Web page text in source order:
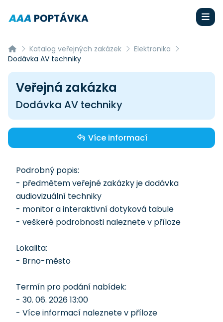
Katalog veřejných zakázek
Elektronika
Dodávka AV techniky
Veřejná zakázka
Dodávka AV techniky
Více informací
Podrobný popis:
- předmětem veřejné zakázky je dodávka
audiovizuální techniky
- monitor a interaktivní dotyková tabule
- veškeré podrobnosti naleznete v příloze
Lokalita:
- Brno-město
Termín pro podání nabídek:
- 30. 06. 2026 13:00
- Více informací naleznete v příloze